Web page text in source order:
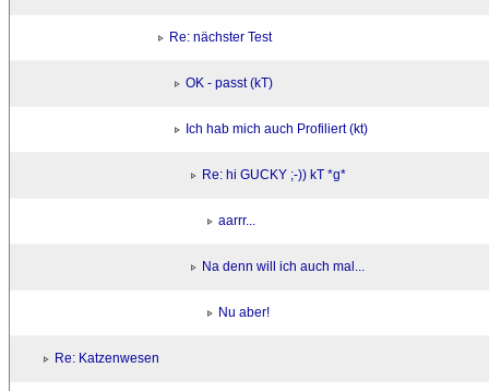
Re: nächster Test
OK - passt (kT)
Ich hab mich auch Profiliert (kt)
Re: hi GUCKY ;-)) kT *g*
aarrr...
Na denn will ich auch mal...
Nu aber!
Re: Katzenwesen